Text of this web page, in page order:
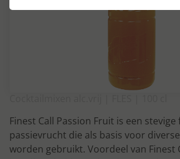
Finest Call Passion Fruit is een
passievrucht die als basis voor
worden gebruikt. Voordeel van Finest